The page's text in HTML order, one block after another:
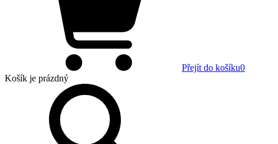
Přejít do košíku0
Košík je prázdný